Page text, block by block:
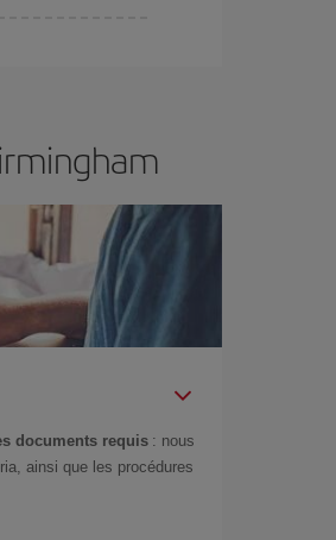
documents requis : nous
ainsi que les procédures